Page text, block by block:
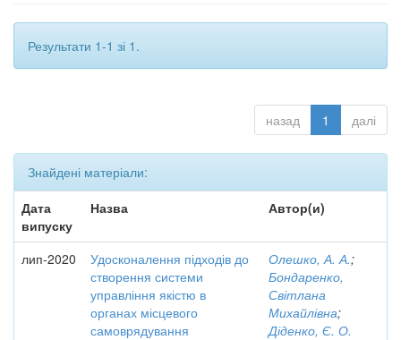
Результати 1-1 зі 1.
назад 1 далі
Знайдені матеріали:
Дата
випуску
Назва Автор(и)
лип-2020
Удосконалення підходів до
створення системи
управління якістю в
органах місцевого
самоврядування
Олешко, А. А.;
Бондаренко,
Світлана
Михайлівна;
Діденко, Є. О.